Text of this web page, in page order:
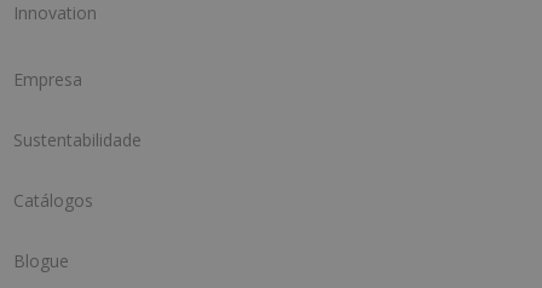
Innovation
Empresa
Sustentabilidade
Catálogos
Blogue